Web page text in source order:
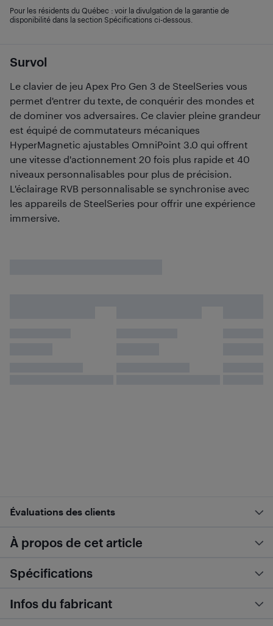
Survol
Le clavier de jeu Apex Pro Gen 3 de SteelSeries vous
permet d'entrer du texte, de conquérir des mondes et
de dominer vos adversaires. Ce clavier pleine grandeur
est équipé de commutateurs mécaniques
HyperMagnetic ajustables OmniPoint 3.0 qui offrent
une vitesse d'actionnement 20 fois plus rapide et 40
niveaux personnalisables pour plus de précision.
L'éclairage RVB personnalisable se synchronise avec
les appareils de SteelSeries pour offrir une expérience
immersive.
Pour les résidents du Québec : voir la divulgation de la garantie de
disponibilité dans la section Spécifications ci-dessous.
Évaluations des clients
À propos de cet article
Spécifications
Infos du fabricant